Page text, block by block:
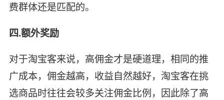
费群体还是匹配的。
四.额外奖励
对于淘宝客来说，高佣金才是硬道理，相同的推
广成本，佣金越高，收益自然越好，淘宝客在挑
选商品时往往会较多关注佣金比例，因此除了高